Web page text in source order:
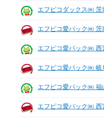
エフピコダックス㈱ 茨
エフピコ愛パック㈱ 茨
エフピコ愛パック㈱ 西
エフピコ愛パック㈱ 岐
エフピコ愛パック㈱ 福
エフピコ愛パック㈱ 西